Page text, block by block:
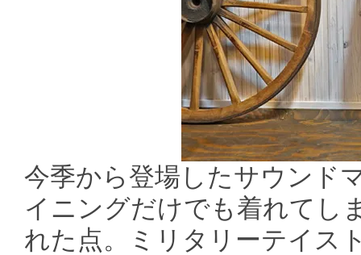
今季から登場したサウンド
イニングだけでも着れてし
れた点。ミリタリーテイス